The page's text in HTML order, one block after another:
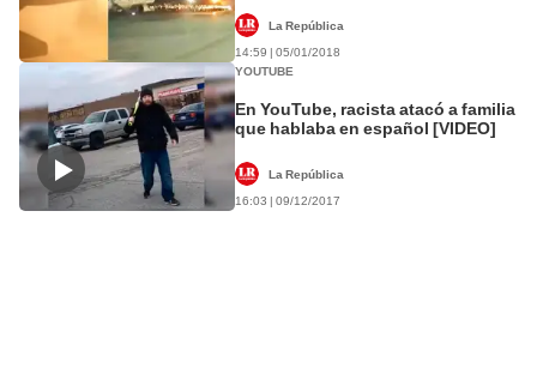
La República
14:59 | 05/01/2018
YOUTUBE
En YouTube, racista atacó a familia
que hablaba en español [VIDEO]
La República
16:03 | 09/12/2017